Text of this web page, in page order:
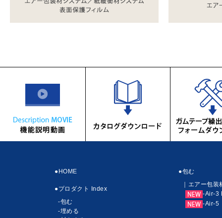
●HOME
●プロダクト Index
-包む
-埋める
●包む
｜エアー包装
-Air-3
-Air-5